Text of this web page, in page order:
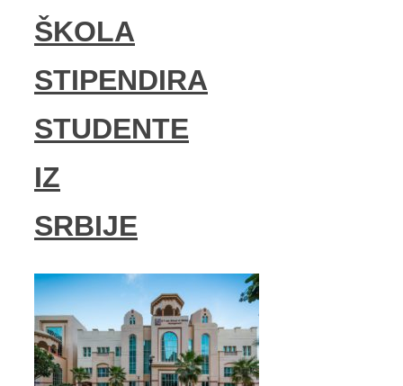
ŠKOLA
STIPENDIRA
STUDENTE
IZ
SRBIJE